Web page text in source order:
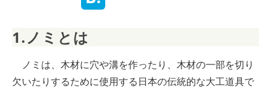
1.ノミとは
ノミは、木材に穴や溝を作ったり、木材の一部を切り
欠いたりするために使用する日本の伝統的な大工道具で